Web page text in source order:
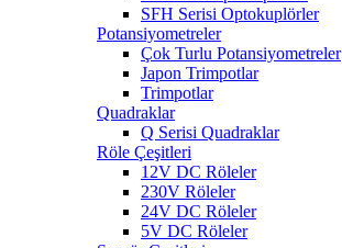
SFH Serisi Optokuplörler
Potansiyometreler
Çok Turlu Potansiyometreler
Japon Trimpotlar
Trimpotlar
Quadraklar
Q Serisi Quadraklar
Röle Çeşitleri
12V DC Röleler
230V Röleler
24V DC Röleler
5V DC Röleler